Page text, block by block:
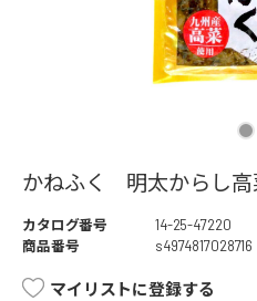
かねふく 明太からし
カタログ番号
14-25-47220
商品番号
s4974817028716
マイリストに登録する